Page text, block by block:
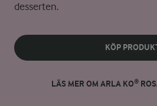
desserten.
KÖP
LÄS MER OM ARLA KO®